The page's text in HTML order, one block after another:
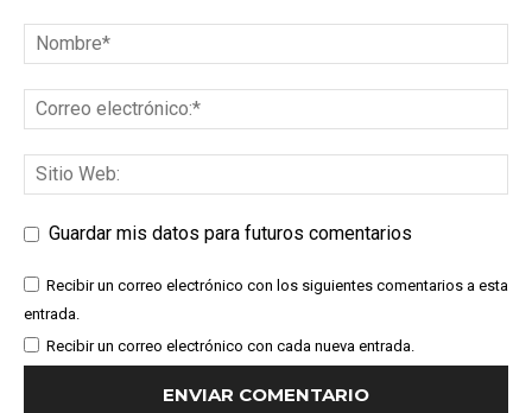
Guardar mis datos para futuros comentarios
Recibir un correo electrónico con los siguientes comentarios a esta
entrada.
Recibir un correo electrónico con cada nueva entrada.